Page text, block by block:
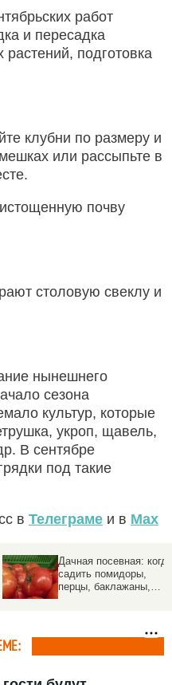
работ
и пересадка
растений, подготовка
клубни по размеру и
или рассыпьте в
почву
столовую свеклу и
нынешнего
сезона
культур, которые
укроп, щавель,
В сентябре
под такие
в Телеграме и в Max
Дачная посевная: когда
садить помидоры,
перцы, баклажаны,